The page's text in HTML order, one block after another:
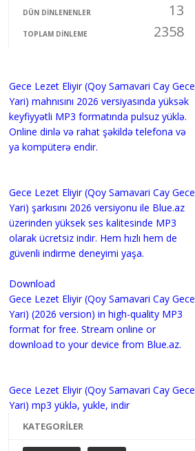
DÜN DINLENENLER 13
TOPLAM DINLEME 2358
Gece Lezet Eliyir (Qoy Samavari Cay Gece
Yari) mahnısını 2026 versiyasında yüksək
keyfiyyətli MP3 formatında pulsuz yüklə.
Online dinlə və rahat şəkildə telefona və
ya kompüterə endir.
Gece Lezet Eliyir (Qoy Samavari Cay Gece
Yari) şarkısını 2026 versiyonu ile Blue.az
üzerinden yüksek ses kalitesinde MP3
olarak ücretsiz indir. Hem hızlı hem de
güvenli indirme deneyimi yaşa.
Download
Gece Lezet Eliyir (Qoy Samavari Cay Gece
Yari) (2026 version) in high-quality MP3
format for free. Stream online or
download to your device from Blue.az.
Gece Lezet Eliyir (Qoy Samavari Cay Gece
Yari) mp3 yüklə, yukle, indir
KATEGORILER